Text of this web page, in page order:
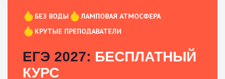
БЕЗ ВОДЫ
ЛАМПОВАЯ АТМОСФЕРА
КРУТЫЕ ПРЕПОДАВАТЕЛИ
ЕГЭ 2027: БЕСПЛАТНЫЙ
КУРС